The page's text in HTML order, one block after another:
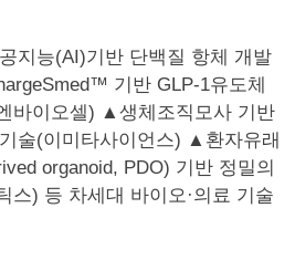
지능(AI)기반 단백질 항체 개발
기반 GLP-1유도체
바이오셀) ▲생체조직모사 기반
술(이미타사이언스) ▲환자유래
organoid, PDO) 기반 정밀의
스) 등 차세대 바이오·의료 기술